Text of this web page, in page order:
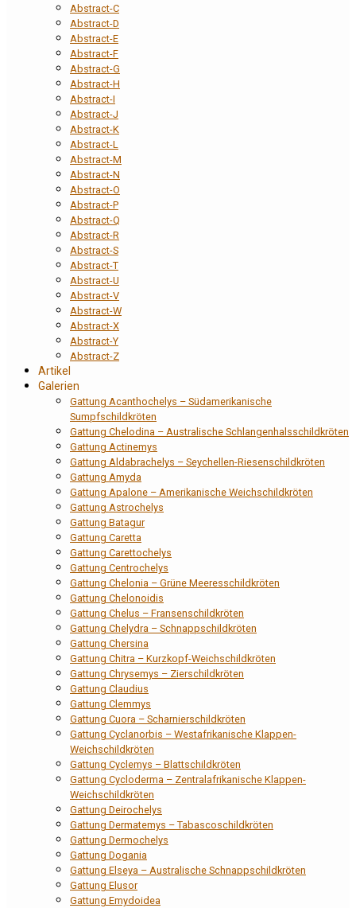
Abstract-C
Abstract-D
Abstract-E
Abstract-F
Abstract-G
Abstract-H
Abstract-I
Abstract-J
Abstract-K
Abstract-L
Abstract-M
Abstract-N
Abstract-O
Abstract-P
Abstract-Q
Abstract-R
Abstract-S
Abstract-T
Abstract-U
Abstract-V
Abstract-W
Abstract-X
Abstract-Y
Abstract-Z
Artikel
Galerien
Gattung Acanthochelys – Südamerikanische
Sumpfschildkröten
Gattung Chelodina – Australische Schlangenhalsschildkröten
Gattung Actinemys
Gattung Aldabrachelys – Seychellen-Riesenschildkröten
Gattung Amyda
Gattung Apalone – Amerikanische Weichschildkröten
Gattung Astrochelys
Gattung Batagur
Gattung Caretta
Gattung Carettochelys
Gattung Centrochelys
Gattung Chelonia – Grüne Meeresschildkröten
Gattung Chelonoidis
Gattung Chelus – Fransenschildkröten
Gattung Chelydra – Schnappschildkröten
Gattung Chersina
Gattung Chitra – Kurzkopf-Weichschildkröten
Gattung Chrysemys – Zierschildkröten
Gattung Claudius
Gattung Clemmys
Gattung Cuora – Scharnierschildkröten
Gattung Cyclanorbis – Westafrikanische Klappen-
Weichschildkröten
Gattung Cyclemys – Blattschildkröten
Gattung Cycloderma – Zentralafrikanische Klappen-
Weichschildkröten
Gattung Deirochelys
Gattung Dermatemys – Tabascoschildkröten
Gattung Dermochelys
Gattung Dogania
Gattung Elseya – Australische Schnappschildkröten
Gattung Elusor
Gattung Emydoidea